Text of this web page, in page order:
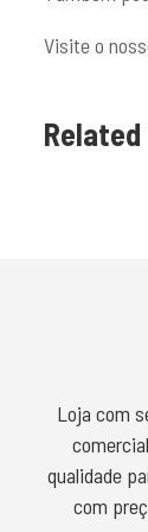
Visite o
Loja com
qualidade
com